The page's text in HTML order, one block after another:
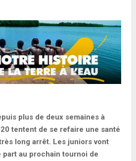
plus de deux semaines à
tentent de se refaire une santé
long arrêt. Les juniors vont
au prochain tournoi de